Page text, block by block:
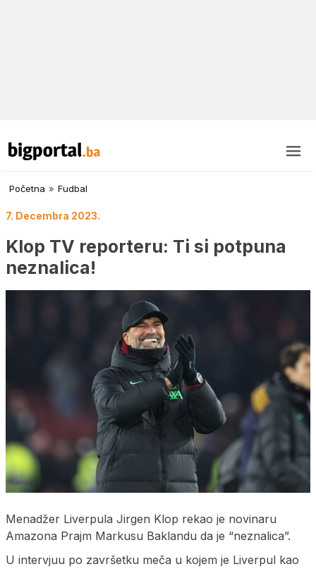
Početna » Fudbal
7. Decembra 2023.
Klop TV reporteru: Ti si potpuna
neznalica!
Menadžer Liverpula Jirgen Klop rekao je novinaru
Amazona Prajm Markusu Baklandu da je “neznalica”.
U intervjuu po završetku meča u kojem je Liverpul kao